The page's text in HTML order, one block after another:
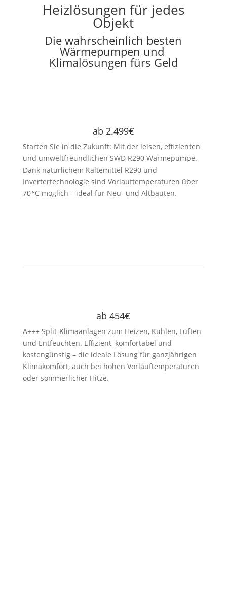
Heizlösungen für jedes
Objekt
Die wahrscheinlich besten
Wärmepumpen und
Klimalösungen fürs Geld
ab 2.499€
Starten Sie in die Zukunft: Mit der leisen, effizienten
und umweltfreundlichen SWD R290 Wärmepumpe.
Dank natürlichem Kältemittel R290 und
Invertertechnologie sind Vorlauftemperaturen über
70 °C möglich – ideal für Neu- und Altbauten.
ab 454€
A+++ Split-Klimaanlagen zum Heizen, Kühlen, Lüften
und Entfeuchten. Effizient, komfortabel und
kostengünstig – die ideale Lösung für ganzjährigen
Klimakomfort, auch bei hohen Vorlauftemperaturen
oder sommerlicher Hitze.